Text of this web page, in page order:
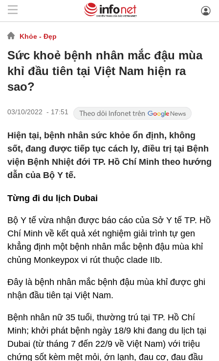
Khỏe - Đẹp
Sức khoẻ bệnh nhân mắc đậu mùa
khỉ đầu tiên tại Việt Nam hiện ra
sao?
03/10/2022 - 17:51
Hiện tại, bệnh nhân sức khỏe ổn định, không
sốt, đang được tiếp tục cách ly, điều trị tại Bệnh
viện Bệnh Nhiệt đới TP. Hồ Chí Minh theo hướng
dẫn của Bộ Y tế.
Từng đi du lịch Dubai
Bộ Y tế vừa nhận được báo cáo của Sở Y tế TP. Hồ
Chí Minh về kết quả xét nghiệm giải trình tự gen
khẳng định một bệnh nhân mắc bệnh đậu mùa khỉ
chủng Monkeypox vi rút thuộc clade IIb.
Đây là bệnh nhân mắc bệnh đậu mùa khỉ được ghi
nhận đầu tiên tại Việt Nam.
Bệnh nhân nữ 35 tuổi, thường trú tại TP. Hồ Chí
Minh; khởi phát bệnh ngày 18/9 khi đang du lịch tại
Dubai (từ tháng 7 đến 22/9 về Việt Nam) với triệu
chứng sốt kèm mệt mỏi, ớn lạnh, đau cơ, đau đầu